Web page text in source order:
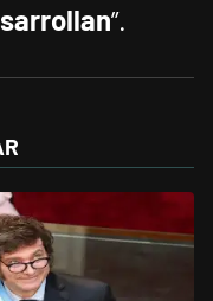
”.